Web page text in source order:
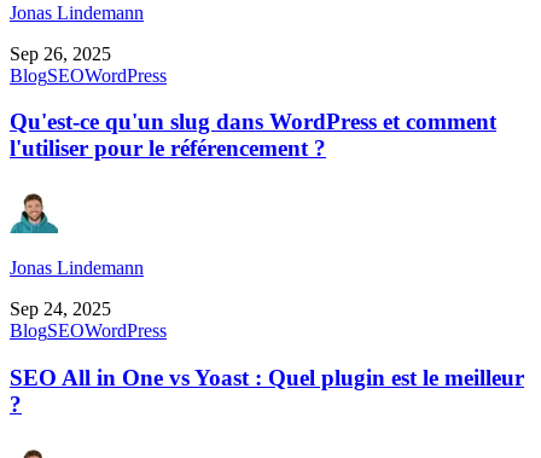
Jonas Lindemann
Sep 26, 2025
BlogSEOWordPress
Qu'est-ce qu'un slug dans WordPress et comment
l'utiliser pour le référencement ?
Jonas Lindemann
Sep 24, 2025
BlogSEOWordPress
SEO All in One vs Yoast : Quel plugin est le meilleur
?